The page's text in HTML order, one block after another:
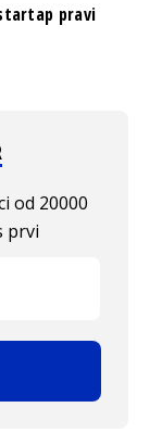
pravi
od 20000
prvi